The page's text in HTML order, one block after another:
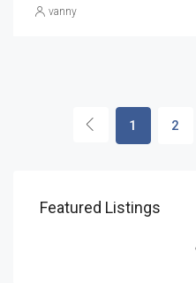
vanny
1 2
Featured Listings